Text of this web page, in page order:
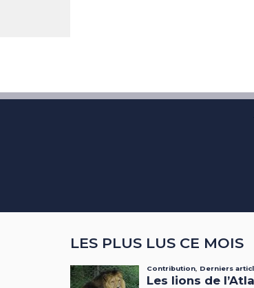
LES PLUS LUS CE MOIS